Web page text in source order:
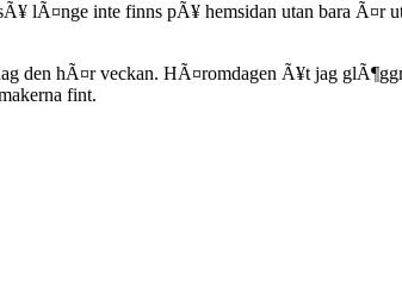
lÃ¤nge inte finns pÃ¥ hemsidan utan bara Ã¤r
hÃ¤r veckan. HÃ¤romdagen Ã¥t jag
fint.